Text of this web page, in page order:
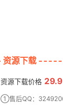
资源下载
资源下载价格 29.9
①售后QQ：